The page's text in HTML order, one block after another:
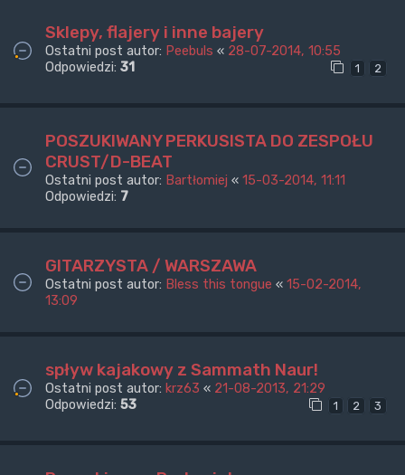
Sklepy, flajery i inne bajery
Ostatni post autor: Peebuls « 28-07-2014, 10:55
Odpowiedzi: 31 1 2
POSZUKIWANY PERKUSISTA DO ZESPOŁU
CRUST/D-BEAT
Ostatni post autor: Bartłomiej « 15-03-2014, 11:11
Odpowiedzi: 7
GITARZYSTA / WARSZAWA
Ostatni post autor: Bless this tongue « 15-02-2014,
13:09
spływ kajakowy z Sammath Naur!
Ostatni post autor: krz63 « 21-08-2013, 21:29
Odpowiedzi: 53 1 2 3